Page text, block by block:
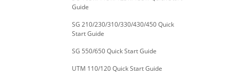
Guide
SG 210/230/310/330/430/450 Quick
Start Guide
SG 550/650 Quick Start Guide
UTM 110/120 Quick Start Guide